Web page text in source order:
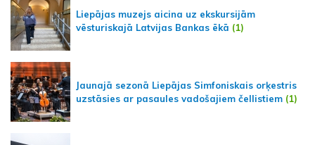
Liepājas muzejs aicina uz ekskursijām
vēsturiskajā Latvijas Bankas ēkā (1)
Jaunajā sezonā Liepājas Simfoniskais orķestris
uzstāsies ar pasaules vadošajiem čellistiem (1)